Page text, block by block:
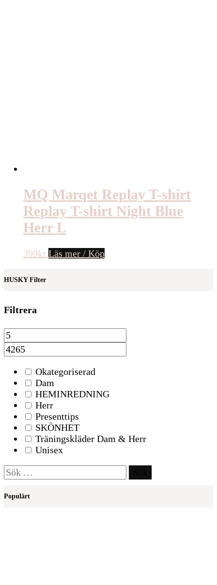
MQ Marqet Replay T-shirt
Replay T-shirt Night Blue
Herr L
399kr Läs mer / Köp
HUSKY Filter
Filtrera
Okategoriserad
Dam
HEMINREDNING
Herr
Presenttips
SKÖNHET
Träningskläder Dam & Herr
Unisex
Sök
efter:
Populärt